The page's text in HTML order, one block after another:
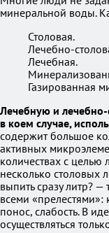
минеральной воды.
Столовая.
Лечебно-
Лечебная.
Газированная
Лечебную и
в коем случае,
содержит большое
активных
количествах с целью
несколько столовых
выпить сразу литр?
всеми
понос, слабость. В
осуществляться